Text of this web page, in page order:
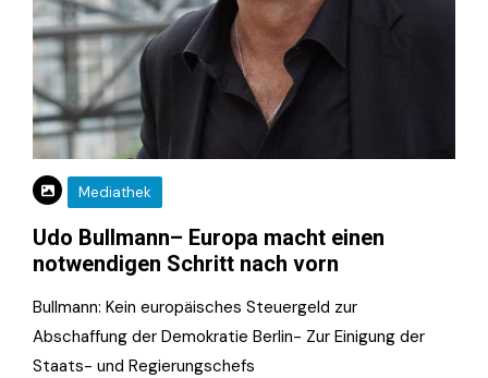
Mediathek
Udo Bullmann– Europa macht einen
notwendigen Schritt nach vorn
Bullmann: Kein europäisches Steuergeld zur
Abschaffung der Demokratie Berlin- Zur Einigung der
Staats- und Regierungschefs